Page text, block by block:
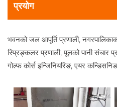
प्रयोग
भवनको जल आपूर्ति प्रणाली,
स्प्रिङ्कलर प्रणाली, पूलको पानी संचार
गोल्फ कोर्स इन्जिनियरिङ, एयर